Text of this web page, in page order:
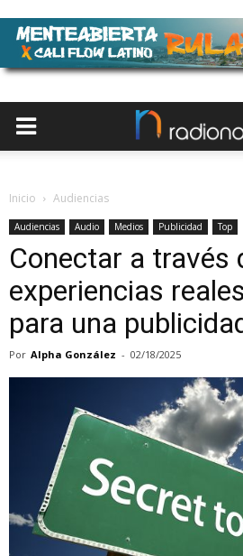
Inicio Audiencias
Audiencias Audio Medios Publicidad Top
Conectar a través
experiencias
para una
Por Alpha González - 02/18/2025